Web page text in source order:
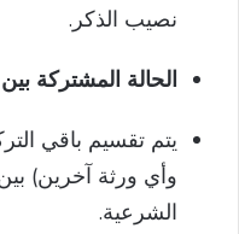
نصيب الذكر.
الحالة المشتركة
يتم تقسيم باقي
وأي ورثة آخرين) بين
الشرعية.